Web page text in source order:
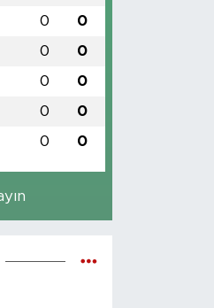
0 0
0 0
0 0
0 0
0 0